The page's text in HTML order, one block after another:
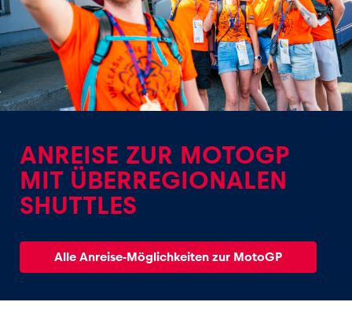
Events
Alle anzeigen
ANREISE ZUR MOTOGP
MIT ÜBERREGIONALEN
SHUTTLES
Alle Anreise-Möglichkeiten zur MotoGP